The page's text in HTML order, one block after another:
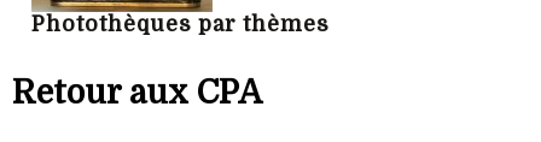
Photothèques par thèmes
Retour aux CPA